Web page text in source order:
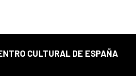
CULTURAL DE ESPAÑA